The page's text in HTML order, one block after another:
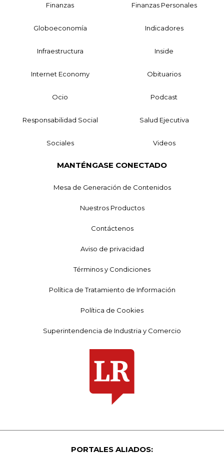
Finanzas Finanzas Personales
Globoeconomía Indicadores
Infraestructura Inside
Internet Economy Obituarios
Ocio Podcast
Responsabilidad Social Salud Ejecutiva
Sociales Videos
MANTÉNGASE CONECTADO
Mesa de Generación de Contenidos
Nuestros Productos
Contáctenos
Aviso de privacidad
Términos y Condiciones
Política de Tratamiento de Información
Política de Cookies
Superintendencia de Industria y Comercio
PORTALES ALIADOS: